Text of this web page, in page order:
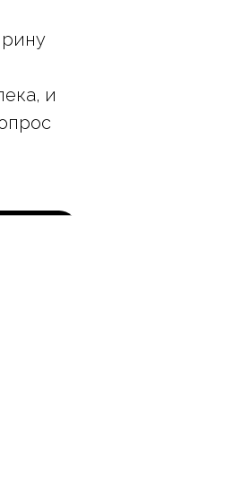
и